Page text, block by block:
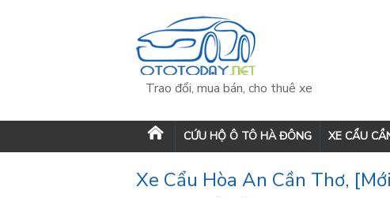
Trao đổi, mua bán, cho thuê xe
CỨU HỘ Ô TÔ HÀ ĐÔNG XE CẨU
Xe Cẩu Hòa An Cần Thơ,